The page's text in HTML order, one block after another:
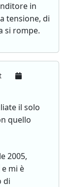
in
tensione, di
si rompe.
il solo
quello
2005,
e mi è
di